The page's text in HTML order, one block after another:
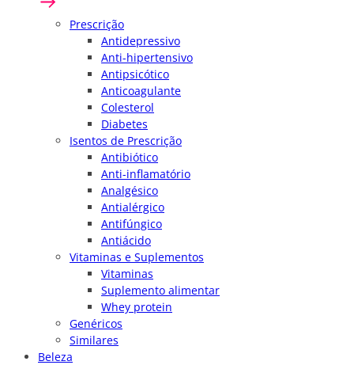
Prescrição
Antidepressivo
Anti-hipertensivo
Antipsicótico
Anticoagulante
Colesterol
Diabetes
Isentos de Prescrição
Antibiótico
Anti-inflamatório
Analgésico
Antialérgico
Antifúngico
Antiácido
Vitaminas e Suplementos
Vitaminas
Suplemento alimentar
Whey protein
Genéricos
Similares
Beleza